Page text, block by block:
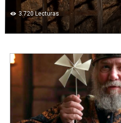
3.720Lecturas